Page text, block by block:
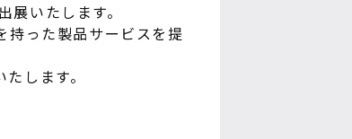
いたします。
った製品サービスを提
します。